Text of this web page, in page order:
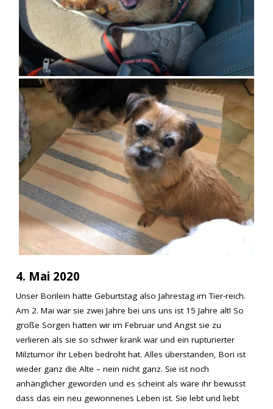
4. Mai 2020
Unser Borilein hatte Geburtstag also Jahrestag im Tier-reich.
Am 2. Mai war sie zwei Jahre bei uns uns ist 15 Jahre alt! So
große Sorgen hatten wir im Februar und Angst sie zu
verlieren als sie so schwer krank war und ein rupturierter
Milztumor ihr Leben bedroht hat. Alles überstanden, Bori ist
wieder ganz die Alte – nein nicht ganz. Sie ist noch
anhänglicher geworden und es scheint als wäre ihr bewusst
dass das ein neu gewonnenes Leben ist. Sie lebt und liebt